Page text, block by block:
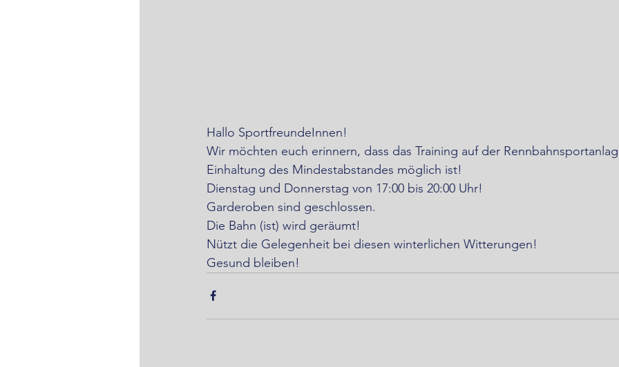
Hallo SportfreundeInnen!
Wir möchten euch erinnern, dass das Training auf der
Einhaltung des Mindestabstandes möglich ist!
Dienstag und Donnerstag von 17:00 bis 20:00 Uhr!
Garderoben sind geschlossen.
Die Bahn (ist) wird geräumt!
Nützt die Gelegenheit bei diesen winterlichen Witterungen!
Gesund bleiben!